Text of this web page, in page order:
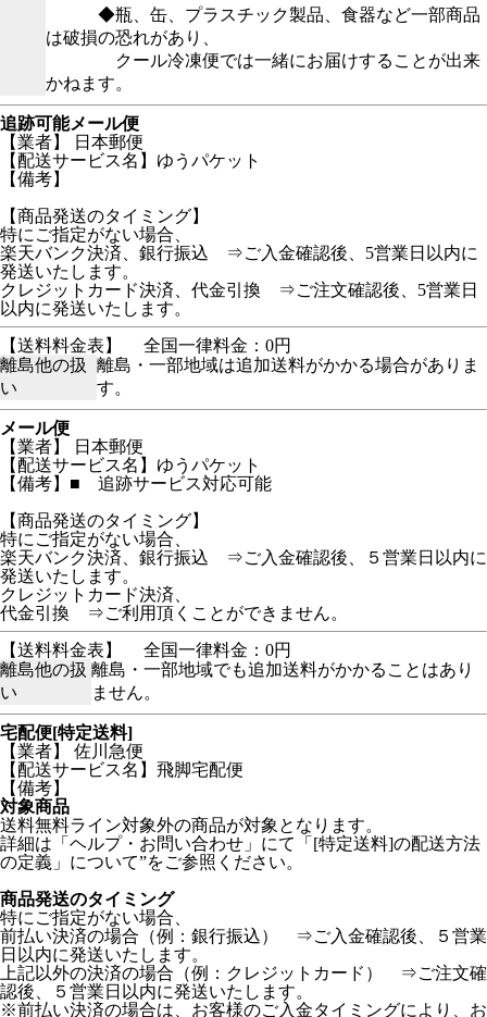
◆瓶、缶、プラスチック製品、食器など一部商品
は破損の恐れがあり、
クール冷凍便では一緒にお届けすることが出来
かねます。
追跡可能メール便
【業者】 日本郵便
【配送サービス名】ゆうパケット
【備考】
【商品発送のタイミング】
特にご指定がない場合、
楽天バンク決済、銀行振込 ⇒ご入金確認後、5営業日以内に
発送いたします。
クレジットカード決済、代金引換 ⇒ご注文確認後、5営業日
以内に発送いたします。
【送料料金表】
全国一律料金：0円
離島他の扱
い
離島・一部地域は追加送料がかかる場合がありま
す。
メール便
【業者】 日本郵便
【配送サービス名】ゆうパケット
【備考】■ 追跡サービス対応可能
【商品発送のタイミング】
特にご指定がない場合、
楽天バンク決済、銀行振込 ⇒ご入金確認後、５営業日以内に
発送いたします。
クレジットカード決済、
代金引換 ⇒ご利用頂くことができません。
【送料料金表】
全国一律料金：0円
離島他の扱
い
離島・一部地域でも追加送料がかかることはあり
ません。
宅配便[特定送料]
【業者】 佐川急便
【配送サービス名】飛脚宅配便
【備考】
対象商品
送料無料ライン対象外の商品が対象となります。
詳細は「ヘルプ・お問い合わせ」にて「[特定送料]の配送方法
の定義」について”をご参照ください。
商品発送のタイミング
特にご指定がない場合、
前払い決済の場合（例：銀行振込） ⇒ご入金確認後、５営業
日以内に発送いたします。
上記以外の決済の場合（例：クレジットカード） ⇒ご注文確
認後、５営業日以内に発送いたします。
※前払い決済の場合は、お客様のご入金タイミングにより、お